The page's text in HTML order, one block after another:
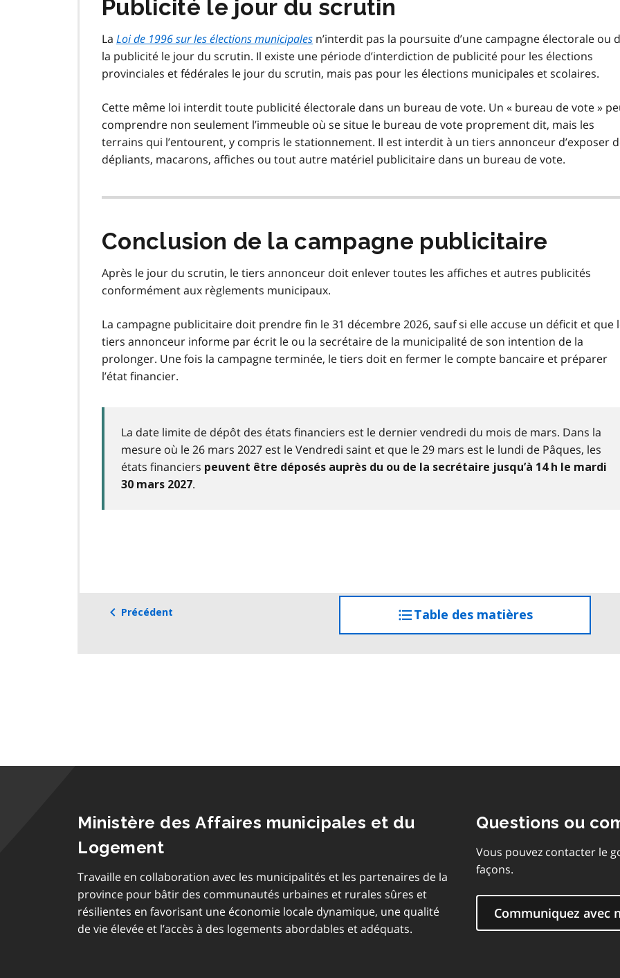
Publicité le jour du scrutin
La Loi de 1996 sur les élections municipales n’interdit pas la poursuite d’une campagne électorale ou
la publicité le jour du scrutin. Il existe une période d’interdiction de publicité pour les élections
provinciales et fédérales le jour du scrutin, mais pas pour les élections municipales et scolaires.
Cette même loi interdit toute publicité électorale dans un bureau de vote. Un « bureau de vote »
comprendre non seulement l’immeuble où se situe le bureau de vote proprement dit, mais les
terrains qui l’entourent, y compris le stationnement. Il est interdit à un tiers annonceur d’exposer
dépliants, macarons, affiches ou tout autre matériel publicitaire dans un bureau de vote.
Conclusion de la campagne publicitaire
Après le jour du scrutin, le tiers annonceur doit enlever toutes les affiches et autres publicités
conformément aux règlements municipaux.
La campagne publicitaire doit prendre fin le 31 décembre 2026, sauf si elle accuse un déficit et que
tiers annonceur informe par écrit le ou la secrétaire de la municipalité de son intention de la
prolonger. Une fois la campagne terminée, le tiers doit en fermer le compte bancaire et préparer
l’état financier.
La date limite de dépôt des états financiers est le dernier vendredi du mois de mars. Dans la
mesure où le 26 mars 2027 est le Vendredi saint et que le 29 mars est le lundi de Pâques, les
états financiers peuvent être déposés auprès du ou de la secrétaire jusqu’à 14 h le mardi
30 mars 2027.
Précédent Table des matièresaccéder
à
Ministère des Affaires municipales et du
Logement
Travaille en collaboration avec les municipalités et les partenaires de la
province pour bâtir des communautés urbaines et rurales sûres et
résilientes en favorisant une économie locale dynamique, une qualité
de vie élevée et l’accès à des logements abordables et adéquats.
Questions ou
Vous pouvez contacter le
façons.
Communiquez avec